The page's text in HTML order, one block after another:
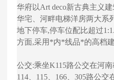
华府以Art deco新古典主义
华宅、河畔电梯洋房两大系
地下停车,停车位配比超过
方面,采用*内*线品*的高档建
公交:乘坐K115路公交在河
114、115、166、305路公